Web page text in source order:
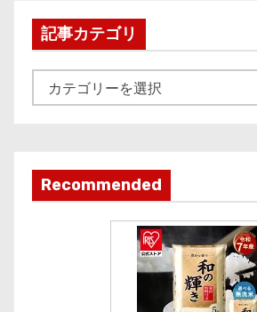
v
記事カテゴリ
事
ゴ
リ
Recommended